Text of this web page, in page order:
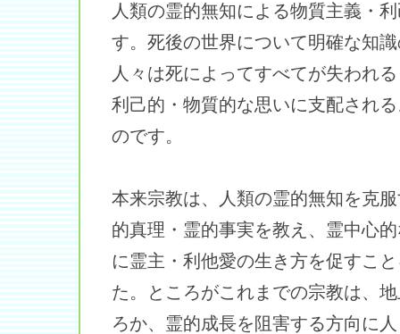
人類の霊的無知による物質主義・
す。死後の世界について明確な知
人々は死によってすべてが失われ
利己的・物質的な思いに支配され
のです。
本来宗教は、人類の霊的無知を克
的真理・霊的事実を教え、霊中心
に霊主・利他愛の生き方を促すこ
た。ところがこれまでの宗教は、
ろか、霊的成長を阻害する方向に